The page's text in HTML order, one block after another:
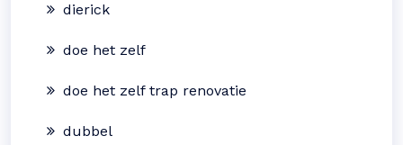
dierick
doe het zelf
doe het zelf trap renovatie
dubbel